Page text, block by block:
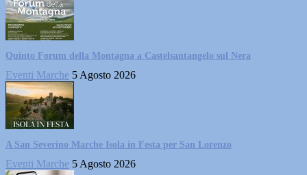
Quinto Forum della Montagna a Castelsantangelo sul Nera
Eventi Marche 5 Agosto 2026
A San Severino Marche Isola in Festa per San Lorenzo
Eventi Marche 5 Agosto 2026